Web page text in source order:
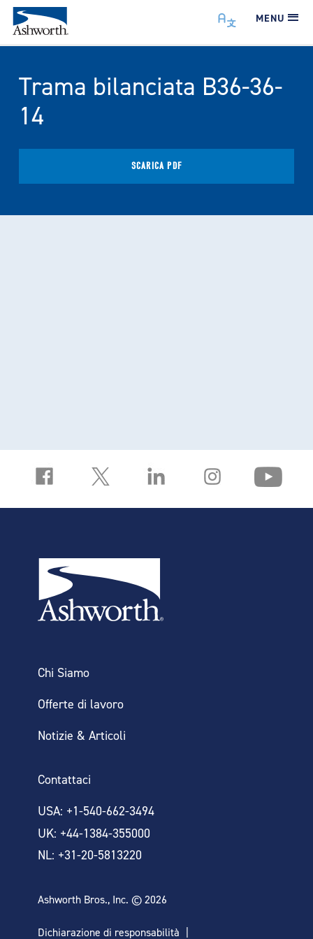
MENU
Trama bilanciata B36-36-
14
SCARICA PDF
Chi Siamo
Offerte di lavoro
Notizie & Articoli
Contattaci
USA: +1-540-662-3494
UK: +44-1384-355000
NL: +31-20-5813220
Ashworth Bros., Inc. © 2026
Dichiarazione di responsabilità